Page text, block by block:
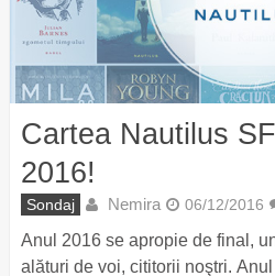
Cartea Nautilus
2016!
Sondaj Nemira 06/12/2016
Anul 2016 se apropie de final,
alături de voi, cititorii noştri.